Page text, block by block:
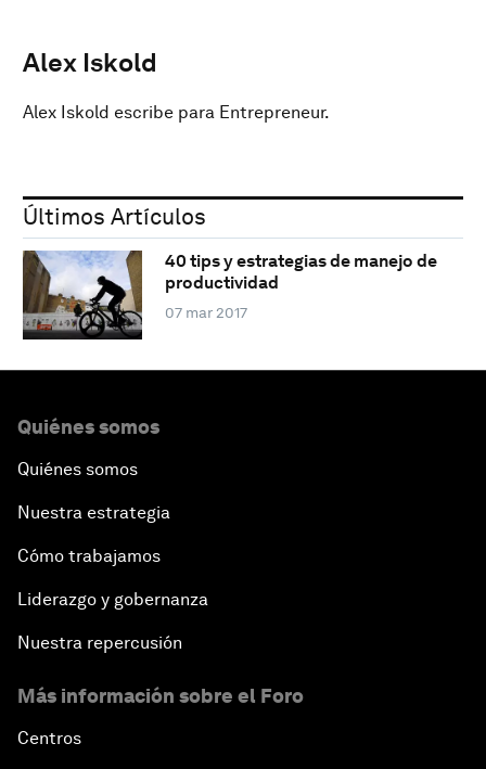
Alex Iskold
Alex Iskold escribe para Entrepreneur.
Últimos Artículos
40 tips y estrategias de manejo de
productividad
07 mar 2017
Quiénes somos
Quiénes somos
Nuestra estrategia
Cómo trabajamos
Liderazgo y gobernanza
Nuestra repercusión
Más información sobre el Foro
Centros